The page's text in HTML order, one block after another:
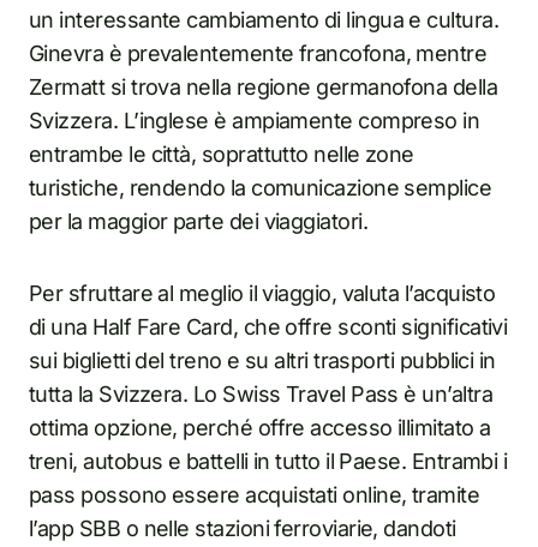
un interessante cambiamento di lingua e cultura.
Ginevra è prevalentemente francofona, mentre
Zermatt si trova nella regione germanofona della
Svizzera. L’inglese è ampiamente compreso in
entrambe le città, soprattutto nelle zone
turistiche, rendendo la comunicazione semplice
per la maggior parte dei viaggiatori.
Per sfruttare al meglio il viaggio, valuta l’acquisto
di una Half Fare Card, che offre sconti significativi
sui biglietti del treno e su altri trasporti pubblici in
tutta la Svizzera. Lo Swiss Travel Pass è un’altra
ottima opzione, perché offre accesso illimitato a
treni, autobus e battelli in tutto il Paese. Entrambi i
pass possono essere acquistati online, tramite
l’app SBB o nelle stazioni ferroviarie, dandoti